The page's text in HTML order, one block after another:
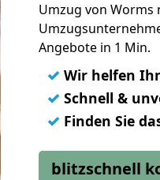
Umzug von Worms
Angebote in 1 Min.
✓ Wir helfen
✓ Schnell &
✓ Finden Sie
blitzschnell